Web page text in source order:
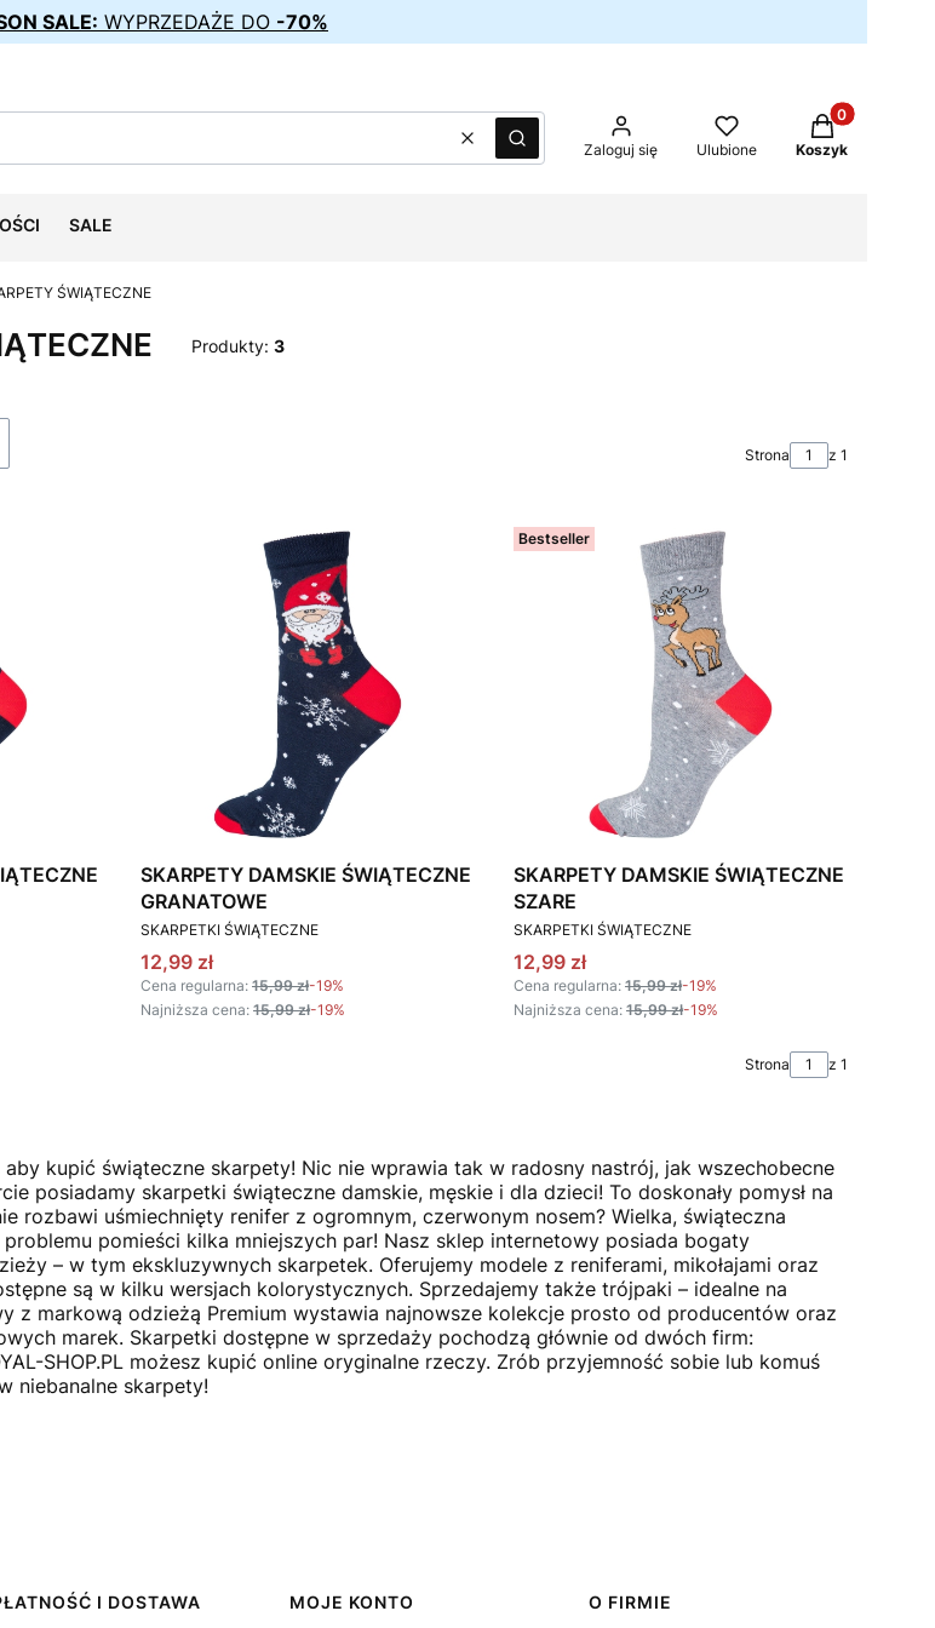
SALE: WYPRZEDAŻE DO -70%
WyczyśćSzukaj Zaloguj się Ulubione
Produkty w
Koszyk
SALE
ŚWIĄTECZNE
Produkty: 3
Strona z 1
SKARPETY DAMSKIE ŚWIĄTECZNE
GRANATOWE
PRODUCENT
SKARPETKI ŚWIĄTECZNE
Cena promocyjna
12,99 zł
Cena regularna: 15,99 zł-19%
Najniższa cena: 15,99 zł-19%
Bestseller
SKARPETY DAMSKIE ŚWIĄTECZNE
SZARE
PRODUCENT
SKARPETKI ŚWIĄTECZNE
Cena promocyjna
12,99 zł
Cena regularna: 15,99 zł-19%
Najniższa cena: 15,99 zł-19%
Strona z 1
kupić świąteczne skarpety! Nic nie wprawia tak w radosny nastrój, jak wszechobecne
posiadamy skarpetki świąteczne damskie, męskie i dla dzieci! To doskonały pomysł na
rozbawi uśmiechnięty renifer z ogromnym, czerwonym nosem? Wielka, świąteczna
pomieści kilka mniejszych par! Nasz sklep internetowy posiada bogaty
– w tym ekskluzywnych skarpetek. Oferujemy modele z reniferami, mikołajami oraz
są w kilku wersjach kolorystycznych. Sprzedajemy także trójpaki – idealne na
z markową odzieżą Premium wystawia najnowsze kolekcje prosto od producentów oraz
marek. Skarpetki dostępne w sprzedaży pochodzą głównie od dwóch firm:
SHOP.PL możesz kupić online oryginalne rzeczy. Zrób przyjemność sobie lub komuś
niebanalne skarpety!
I DOSTAWA MOJE KONTO O FIRMIE